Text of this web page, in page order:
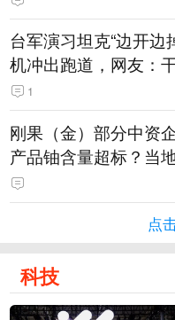
台军演习坦克“边开边
机冲出跑道，网友：
没有一次没有笑话发生
1
刚果（金）部分中资
产品铀含量超标？当
会回应：报道不实
点
科技